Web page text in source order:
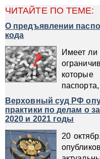
ЧИТАЙТЕ ПО ТЕМЕ:
О предъявлении
кода
Имеет ли
Верховный суд РФ
практики по делам о
2020 и 2021 годы
20